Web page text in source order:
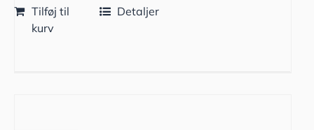
Tilføj til
kurv
Detaljer